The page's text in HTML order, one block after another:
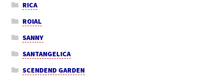
RICA
ROIAL
SANNY
SANTANGELICA
SCENDEND GARDEN